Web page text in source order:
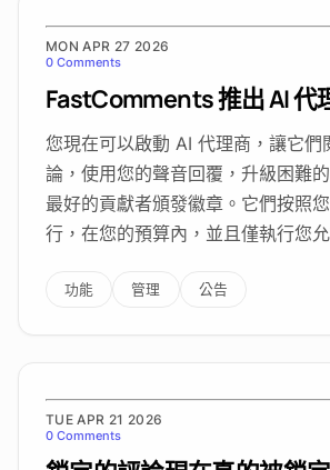
MON APR 27 2026
0 Comments
FastComments 推出 AI 代
您現在可以啟動 AI 代理商，讓它們
論，使用您的聲音回覆，升級困難
最好的貢獻者頒發徽章。它們按照
行，在您的預算內，並且僅執行您
功能 管理 公告
TUE APR 21 2026
0 Comments